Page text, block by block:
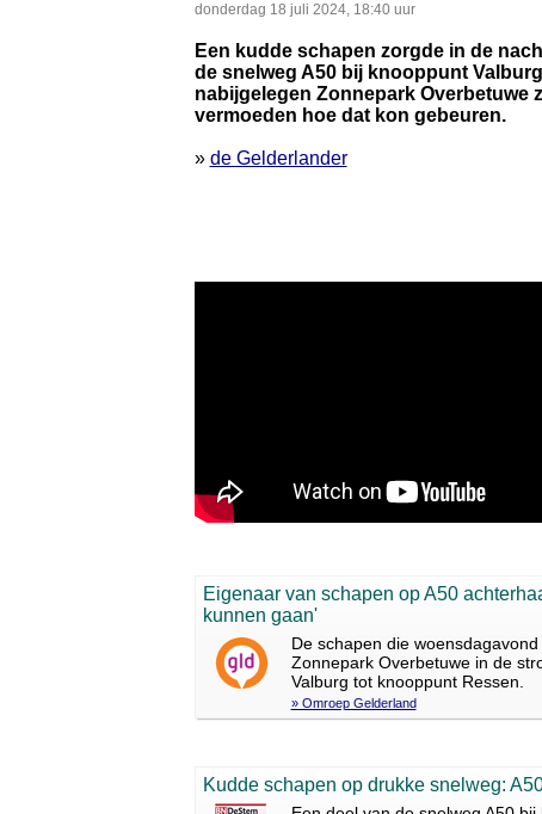
donderdag 18 juli 2024, 18:40 uur
Een kudde schapen zorgde in de
de snelweg A50 bij knooppunt
nabijgelegen Zonnepark Overbetuwe
vermoeden hoe dat kon gebeuren.
» de Gelderlander
Eigenaar van schapen op A50
kunnen gaan'
De schapen die
Zonnepark Overbetuwe in de
Valburg tot knooppunt Ressen.
» Omroep Gelderland
Kudde schapen op drukke snelweg: